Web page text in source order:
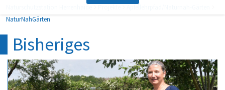
Naturschutzstation Herrenhaide
Apfellehrpfad/Naturnah-Gärten
NaturNahGärten
Bisheriges